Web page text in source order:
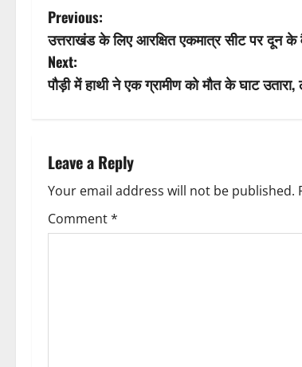
P
o
s
n
a
v
Previous:
उत्तराखंड के लिए आरक्षित एकमात्र सीट पर दून के
Next:
पौड़ी में हाथी ने एक ग्रामीण को मौत के घाट
Leave a Reply
Your email address will not be published.
Comment*